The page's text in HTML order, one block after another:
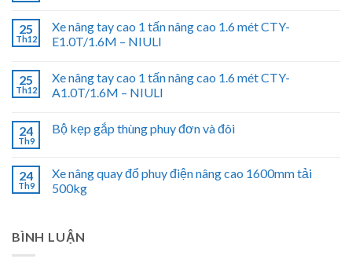
25
Th12
Xe nâng tay cao 1 tấn nâng cao 1.6 mét CTY-
E1.0T/1.6M – NIULI
25
Th12
Xe nâng tay cao 1 tấn nâng cao 1.6 mét CTY-
A1.0T/1.6M – NIULI
24
Th9
Bộ kẹp gắp thùng phuy đơn và đôi
24
Th9
Xe nâng quay đổ phuy điện nâng cao 1600mm tải
500kg
BÌNH LUẬN